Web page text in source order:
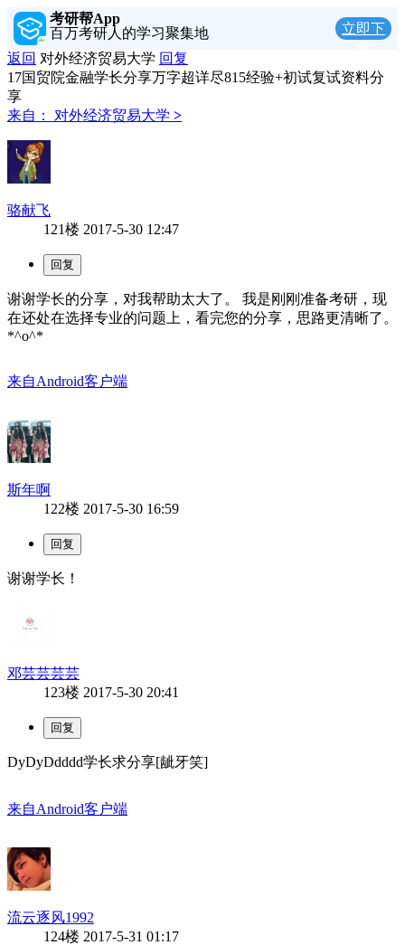
考研帮App
百万考研人的学习聚集地
立即下
返回 对外经济贸易大学 回复
17国贸院金融学长分享万字超详尽815经验+初试复试资料分
享
来自：
对外经济贸易大学 >
骆献飞
121楼 2017-5-30 12:47
谢谢学长的分享，对我帮助太大了。 我是刚刚准备考研，现
在还处在选择专业的问题上，看完您的分享，思路更清晰了。
*^o^*
来自Android客户端
斯年啊
122楼 2017-5-30 16:59
谢谢学长！
邓芸芸芸芸
123楼 2017-5-30 20:41
DyDyDdddd学长求分享[龇牙笑]
来自Android客户端
流云逐风1992
124楼 2017-5-31 01:17